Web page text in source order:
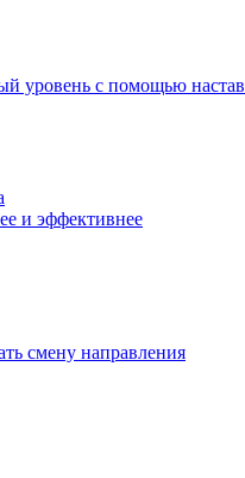
уровень с помощью
и эффективнее
смену направления